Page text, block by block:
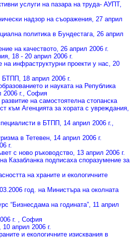
услуги на пазара на труда- АУПТ,
надзор на съоражения, 27 април
политика в Бундестага, 26 април
на качеството, 26 април 2006 г.
, 18 - 20 април 2006 г.
инфраструктурни проекти у нас, 20
БТПП , 18 април 2006 г.
и науката на Република
2006 г., София
на самостоятелна стопанска
към Агенцията за хората с увреждания,
в БТПП , 14 април 2006 г.,
в Тетевен, 14 април 2006 г.
г.
с ново ръководство, 13 април 2006 г.
Казабланка подписаха споразумение за
на храните и екологичните
год. на Министъра на околната
“Бизнесдама на годината”, 11 април
г. , София
, 10 април 2006 г.
и екологичните изисквания в